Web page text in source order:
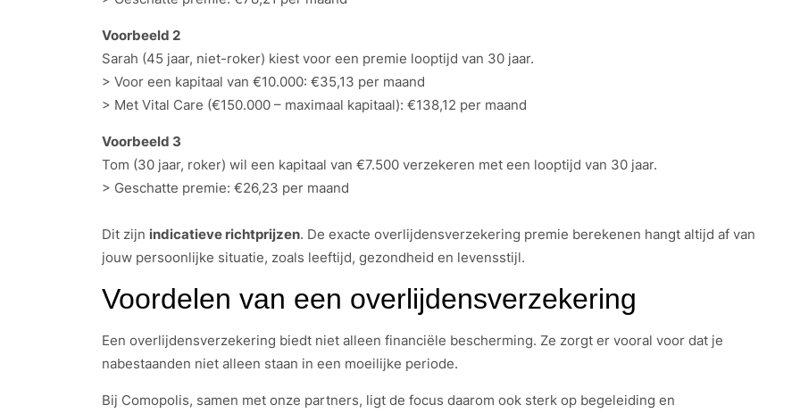
Voorbeeld 2
Sarah (45 jaar, niet-roker) kiest voor een premie looptijd van 30 jaar.
> Voor een kapitaal van €10.000: €35,13 per maand
> Met Vital Care (€150.000 – maximaal kapitaal): €138,12 per maand
Voorbeeld 3
Tom (30 jaar, roker) wil een kapitaal van €7.500 verzekeren met een looptijd van 30 jaar.
> Geschatte premie: €26,23 per maand
Dit zijn indicatieve richtprijzen. De exacte overlijdensverzekering premie berekenen hangt altijd af van
jouw persoonlijke situatie, zoals leeftijd, gezondheid en levensstijl.
Voordelen van een overlijdensverzekering
Een overlijdensverzekering biedt niet alleen financiële bescherming. Ze zorgt er vooral voor dat je
nabestaanden niet alleen staan in een moeilijke periode.
Bij Comopolis, samen met onze partners, ligt de focus daarom ook sterk op begeleiding en